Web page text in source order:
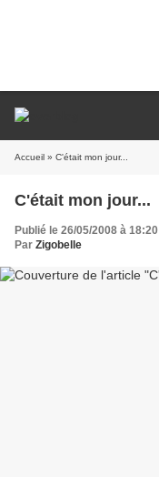
Accueil » C'était mon jour...
C'était mon jour...
Publié le 26/05/2008 à 18:20
Par Zigobelle